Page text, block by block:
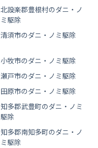
北設楽郡豊根村のダニ・ノ
ミ駆除
清須市のダニ・ノミ駆除
小牧市のダニ・ノミ駆除
瀬戸市のダニ・ノミ駆除
田原市のダニ・ノミ駆除
知多郡武豊町のダニ・ノミ
駆除
知多郡南知多町のダニ・ノ
ミ駆除